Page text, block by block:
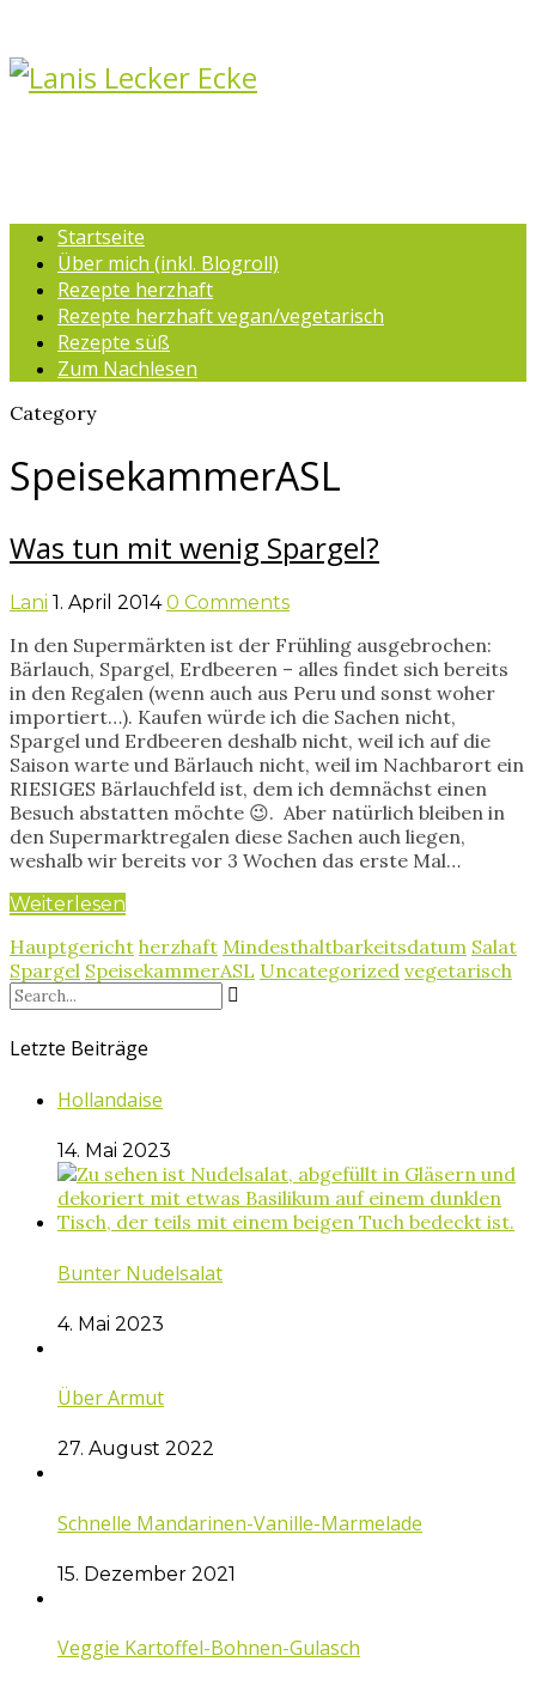
Startseite
Über mich (inkl. Blogroll)
Rezepte herzhaft
Rezepte herzhaft vegan/vegetarisch
Rezepte süß
Zum Nachlesen
Category
SpeisekammerASL
Was tun mit wenig Spargel?
Lani 1. April 2014 0 Comments
In den Supermärkten ist der Frühling ausgebrochen:
Bärlauch, Spargel, Erdbeeren – alles findet sich bereits
in den Regalen (wenn auch aus Peru und sonst woher
importiert…). Kaufen würde ich die Sachen nicht,
Spargel und Erdbeeren deshalb nicht, weil ich auf die
Saison warte und Bärlauch nicht, weil im Nachbarort ein
RIESIGES Bärlauchfeld ist, dem ich demnächst einen
Besuch abstatten möchte 😉. Aber natürlich bleiben in
den Supermarktregalen diese Sachen auch liegen,
weshalb wir bereits vor 3 Wochen das erste Mal…
Weiterlesen
Hauptgericht herzhaft Mindesthaltbarkeitsdatum Salat
Spargel SpeisekammerASL Uncategorized vegetarisch
Letzte Beiträge
Hollandaise
14. Mai 2023
Bunter Nudelsalat
4. Mai 2023
Über Armut
27. August 2022
Schnelle Mandarinen-Vanille-Marmelade
15. Dezember 2021
Veggie Kartoffel-Bohnen-Gulasch